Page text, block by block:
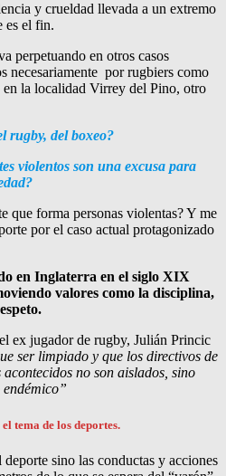
y crueldad llevada a un extremo
es el fin.
perpetuando en otros casos
necesariamente por rugbiers como
la localidad Virrey del Pino, otro
rugby, del boxeo?
violentos son una excusa para
que forma personas violentas? Y me
por el caso actual protagonizado
en Inglaterra en el siglo XIX
valores como la disciplina,
ex jugador de rugby, Julián Princic
ser limpiado y que los directivos de
no son aislados, sino
tema de los deportes.
sino las conductas y acciones